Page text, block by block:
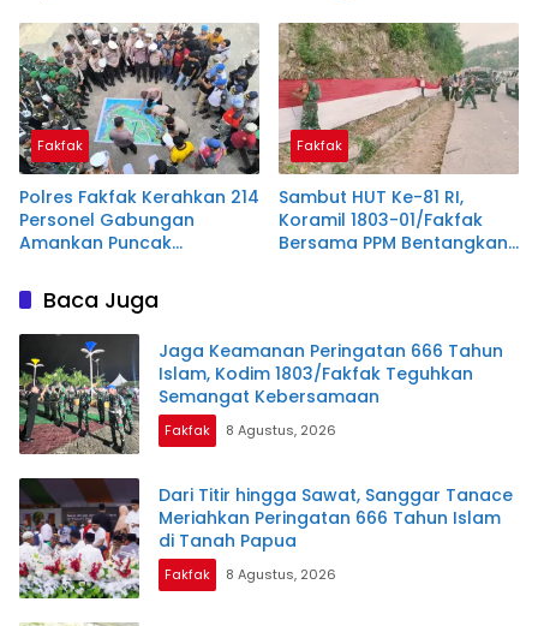
Batu
Bendera 1.200 Meter
Fakfak
Polres Fakfak Kerahkan 214
Personel Gabungan
Amankan Puncak
Islam di Tanah Papua
Fakfak
Sambut HUT Ke-81 RI,
Koramil 1803-01/Fakfak
Bersama PPM Bentangkan
Baca Juga
Jaga Keamanan Peringatan 666 Tahun
Islam, Kodim 1803/Fakfak Teguhkan
Semangat Kebersamaan
Fakfak 8 Agustus, 2026
Dari Titir hingga Sawat, Sanggar Tanace
Meriahkan Peringatan 666 Tahun Islam
di Tanah Papua
Fakfak 8 Agustus, 2026